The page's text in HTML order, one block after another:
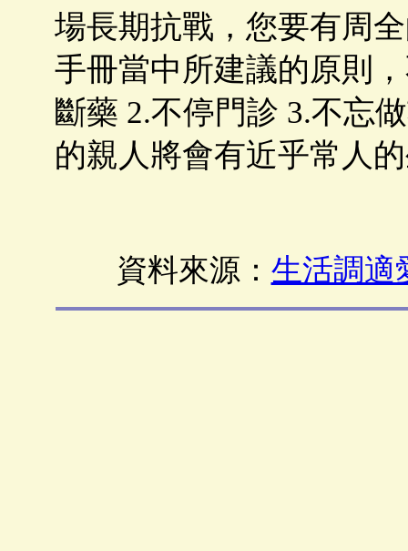
場長期抗戰，您要有周
手冊當中所建議的原則
斷藥 2.不停門診 3.不忘
的親人將會有近乎常人
資料來源： 生活調適